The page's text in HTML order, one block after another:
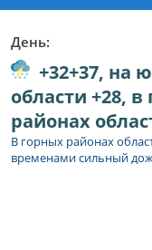
День:
+32+37, на
области +28,
районах
В горных районах
временами сильный